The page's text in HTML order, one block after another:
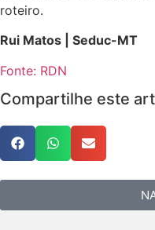
roteiro.
Rui Matos | Seduc-MT
Fonte: RDN
Compartilhe este